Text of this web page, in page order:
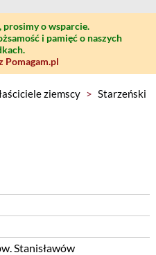
o wsparcie.
i pamięć o naszych
Pomagam.pl
ziemscy > Starzeński
Stanisławów